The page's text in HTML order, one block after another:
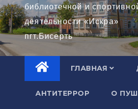
библиотечной и
деятельности «Искра»
пгт.Бисерть
ГЛАВНАЯ
АНТИТЕРРОР О